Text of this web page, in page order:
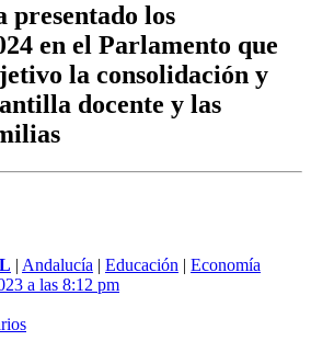
presentado los
en el Parlamento que
la consolidación y
docente y las
| Andalucía | Educación | Economía
a las 8:12 pm